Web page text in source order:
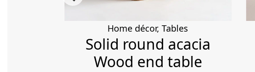
Home décor,Tables
Solid round acacia
Wood end table